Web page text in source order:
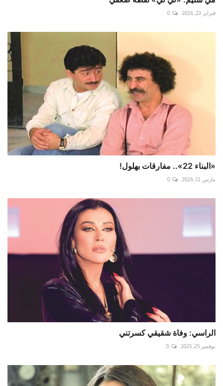
فبراير 23, 2026 0
«البناء 22».. مفارقات بهلول!
مارس 12, 2026 0
الراسي: وفاة شقيقي كسرتني
نوفمبر 25, 2025 0